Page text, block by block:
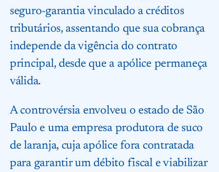
seguro-garantia vinculado a créditos
tributários, assentando que sua cobrança
independe da vigência do contrato
principal, desde que a apólice permaneça
válida.
A controvérsia envolveu o estado de São
Paulo e uma empresa produtora de suco
de laranja, cuja apólice fora contratada
para garantir um débito fiscal e viabilizar